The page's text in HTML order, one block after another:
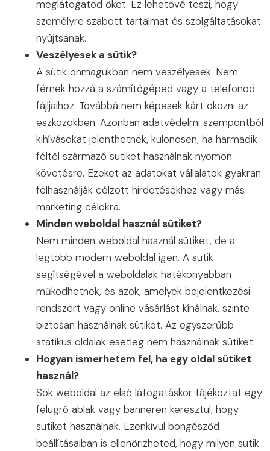
meglátogatod őket. Ez lehetővé teszi, hogy
személyre szabott tartalmat és szolgáltatásokat
nyújtsanak.
Veszélyesek a sütik?
A sütik önmagukban nem veszélyesek. Nem
férnek hozzá a számítógéped vagy a telefonod
fájljaihoz. Továbbá nem képesek kárt okozni az
eszközökben. Azonban adatvédelmi szempontból
kihívásokat jelenthetnek, különösen, ha harmadik
féltől származó sütiket használnak nyomon
követésre. Ezeket az adatokat vállalatok gyakran
felhasználják célzott hirdetésekhez vagy más
marketing célokra.
Minden weboldal használ sütiket?
Nem minden weboldal használ sütiket, de a
legtöbb modern weboldal igen. A sütik
segítségével a weboldalak hatékonyabban
működhetnek, és azok, amelyek bejelentkezési
rendszert vagy online vásárlást kínálnak, szinte
biztosan használnak sütiket. Az egyszerűbb
statikus oldalak esetleg nem használnak sütiket.
Hogyan ismerhetem fel, ha egy oldal sütiket
használ?
Sok weboldal az első látogatáskor tájékoztat egy
felugró ablak vagy banneren keresztül, hogy
sütiket használnak. Ezenkívül böngésződ
beállításaiban is ellenőrizheted, hogy milyen sütik